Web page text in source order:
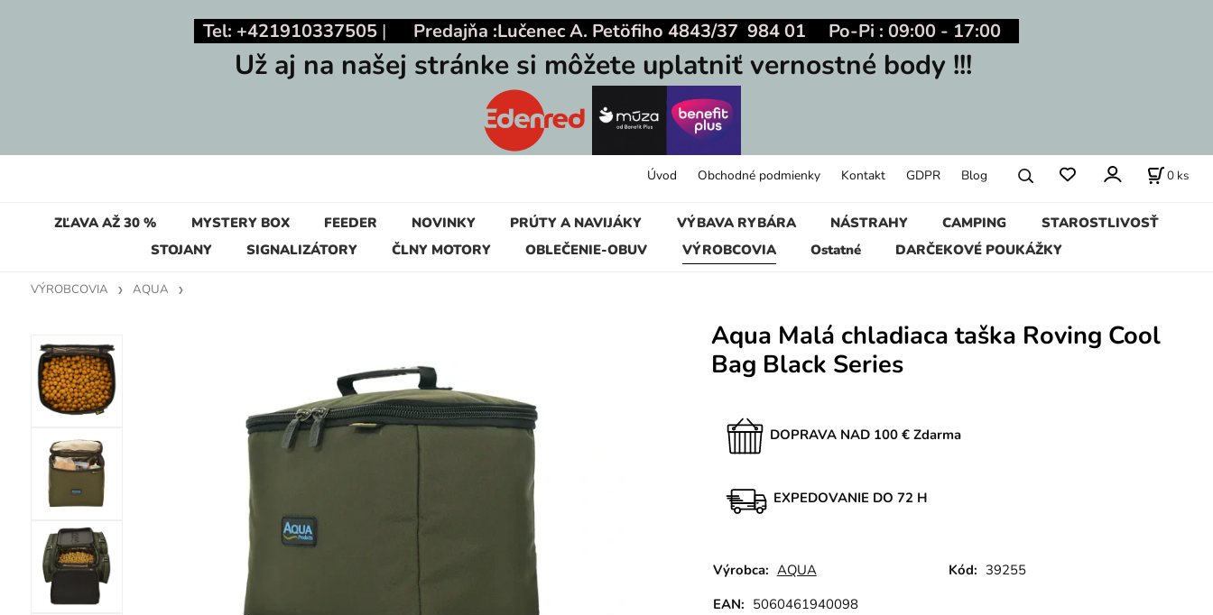
Tel: +421910337505 | Predajňa :Lučenec A. Petöfiho 4843/37 984 01 Po-Pi : 09:00 - 17:00
Už aj na našej stránke si môžete uplatniť vernostné body !!!
ZĽAVA AŽ 30 % MYSTERY BOX FEEDER NOVINKY PRÚTY A NAVIJÁKY VÝBAVA RYBÁRA NÁSTRAHY CAMPING
STAROSTLIVOSŤ
STOJANY
SIGNALIZÁTORY ČLNY MOTORY OBLEČENIE-OBUV VÝROBCOVIA Ostatné DARČEKOVÉ POUKÁŽKY
Úvod Obchodné podmienky Kontakt GDPR Blog 0 ks
VÝROBCOVIA AQUA
Aqua Malá chladiaca taška Roving Cool
Bag Black Series
DOPRAVA NAD 100 € Zdarma
EXPEDOVANIE DO 72 H
Výrobca: AQUA Kód: 39255
EAN: 5060461940098